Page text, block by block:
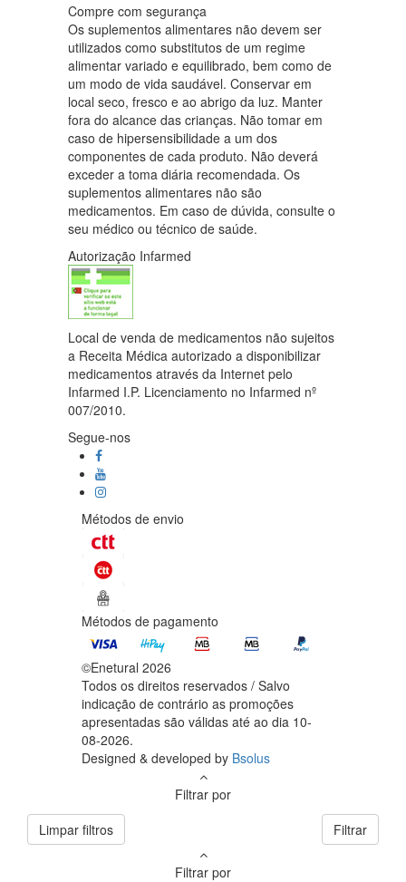
Compre com segurança
Os suplementos alimentares não devem ser
utilizados como substitutos de um regime
alimentar variado e equilibrado, bem como de
um modo de vida saudável. Conservar em
local seco, fresco e ao abrigo da luz. Manter
fora do alcance das crianças. Não tomar em
caso de hipersensibilidade a um dos
componentes de cada produto. Não deverá
exceder a toma diária recomendada. Os
suplementos alimentares não são
medicamentos. Em caso de dúvida, consulte o
seu médico ou técnico de saúde.
Autorização Infarmed
Local de venda de medicamentos não sujeitos
a Receita Médica autorizado a disponibilizar
medicamentos através da Internet pelo
Infarmed I.P. Licenciamento no Infarmed nº
007/2010.
Segue-nos
Métodos de envio
Métodos de pagamento
©Enetural 2026
Todos os direitos reservados / Salvo
indicação de contrário as promoções
apresentadas são válidas até ao dia 10-
08-2026.
Designed & developed by Bsolus
Filtrar por
Limpar filtros
Filtrar
Filtrar por